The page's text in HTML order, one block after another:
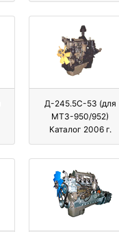
Д-245.5С-53 (для
МТЗ-950/952)
Каталог 2006 г.